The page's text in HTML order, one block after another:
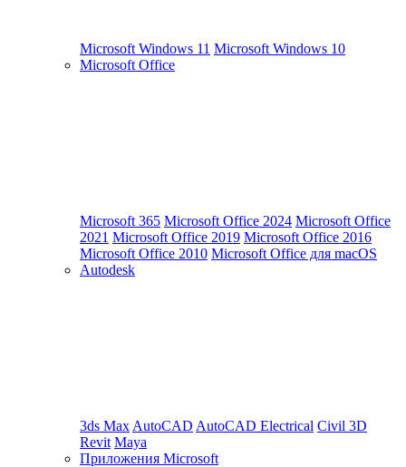
Microsoft Windows 11 Microsoft Windows 10
Microsoft Office
Microsoft 365 Microsoft Office 2024 Microsoft Office
2021 Microsoft Office 2019 Microsoft Office 2016
Microsoft Office 2010 Microsoft Office для macOS
Autodesk
3ds Max AutoCAD AutoCAD Electrical Civil 3D
Revit Maya
Приложения Microsoft